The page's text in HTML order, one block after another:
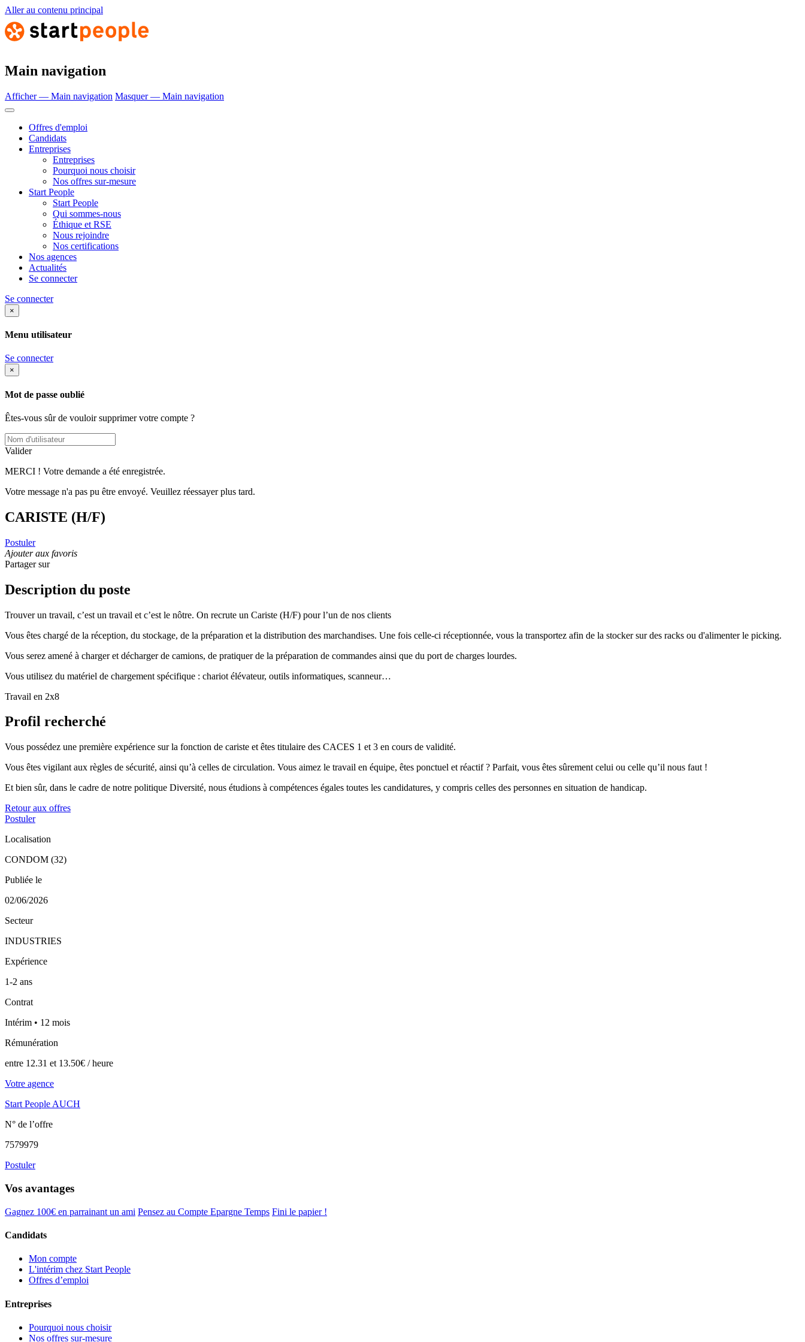
Aller au contenu principal
Main navigation
Afficher — Main navigation Masquer — Main navigation
Offres d'emploi
Candidats
Entreprises
Entreprises
Pourquoi nous choisir
Nos offres sur-mesure
Start People
Start People
Qui sommes-nous
Éthique et RSE
Nous rejoindre
Nos certifications
Nos agences
Actualités
Se connecter
Se connecter
×
Menu utilisateur
Se connecter
×
Mot de passe oublié
Êtes-vous sûr de vouloir supprimer votre compte ?
Valider
MERCI ! Votre demande a été enregistrée.
Votre message n'a pas pu être envoyé. Veuillez réessayer plus tard.
CARISTE (H/F)
Postuler
Ajouter aux favoris
Partager sur
Description du poste
Trouver un travail, c’est un travail et c’est le nôtre. On recrute un Cariste (H/F) pour l’un de nos clients
Vous êtes chargé de la réception, du stockage, de la préparation et la distribution des marchandises. Une fois celle-ci réceptionnée, vous la transportez afin de la stocker sur des racks ou d'alimenter le picking.
Vous serez amené à charger et décharger de camions, de pratiquer de la préparation de commandes ainsi que du port de charges lourdes.
Vous utilisez du matériel de chargement spécifique : chariot élévateur, outils informatiques, scanneur…
Travail en 2x8
Profil recherché
Vous possédez une première expérience sur la fonction de cariste et êtes titulaire des CACES 1 et 3 en cours de validité.
Vous êtes vigilant aux règles de sécurité, ainsi qu’à celles de circulation. Vous aimez le travail en équipe, êtes ponctuel et réactif ? Parfait, vous êtes sûrement celui ou celle qu’il nous faut !
Et bien sûr, dans le cadre de notre politique Diversité, nous étudions à compétences égales toutes les candidatures, y compris celles des personnes en situation de handicap.
Retour aux offres
Postuler
Localisation
CONDOM (32)
Publiée le
02/06/2026
Secteur
INDUSTRIES
Expérience
1-2 ans
Contrat
Intérim • 12 mois
Rémunération
entre 12.31 et 13.50€ / heure
Votre agence
Start People AUCH
N° de l’offre
7579979
Postuler
Vos avantages
Gagnez 100€ en parrainant un ami Pensez au Compte Epargne Temps Fini le papier !
Candidats
Mon compte
L'intérim chez Start People
Offres d’emploi
Entreprises
Pourquoi nous choisir
Nos offres sur-mesure